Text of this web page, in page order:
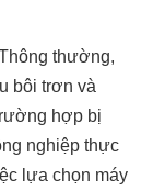
thường,
bôi trơn và
hợp bị
nghiệp thực
lựa chọn máy